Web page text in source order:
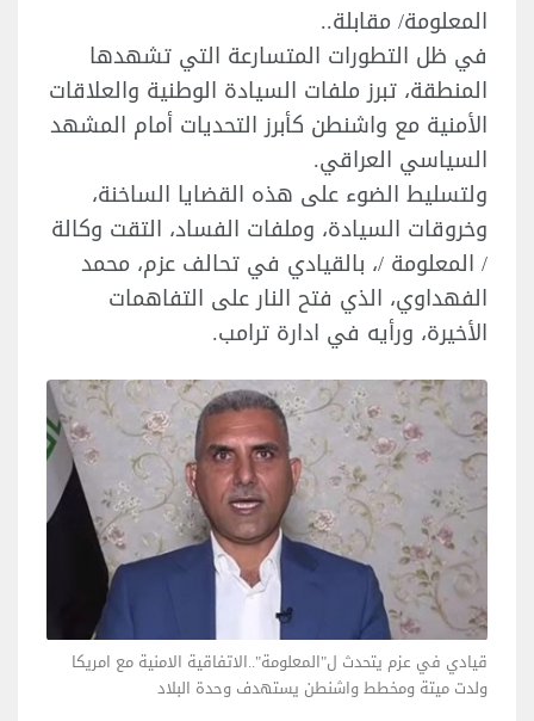
المعلومة/ مقابلة..
في ظل التطورات المتسارعة التي تشهدها
المنطقة، تبرز ملفات السيادة الوطنية والعلاقات
الأمنية مع واشنطن كأبرز التحديات أمام المشهد
السياسي العراقي.
ولتسليط الضوء على هذه القضايا الساخنة،
وخروقات السيادة، وملفات الفساد، التقت وكالة
/ المعلومة /، بالقيادي في تحالف عزم، محمد
الفهداوي، الذي فتح النار على التفاهمات
الأخيرة، ورأيه في ادارة ترامب.
قيادي في عزم يتحدث ل"المعلومة"..الاتفاقية الامنية مع امريكا
ولدت ميتة ومخطط واشنطن يستهدف وحدة البلاد